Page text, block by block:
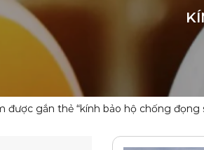
được gắn thẻ “kính bảo hộ chống đọng